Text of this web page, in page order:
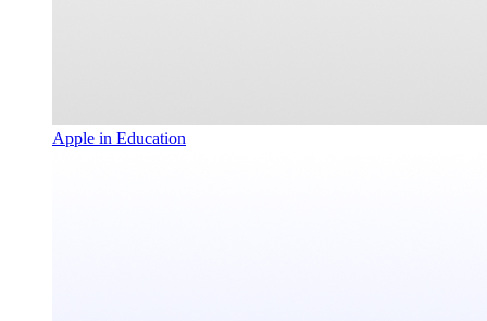
Apple in Education